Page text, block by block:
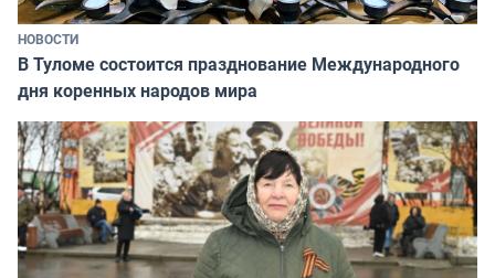
НОВОСТИ
В Туломе состоится празднование Международного
дня коренных народов мира